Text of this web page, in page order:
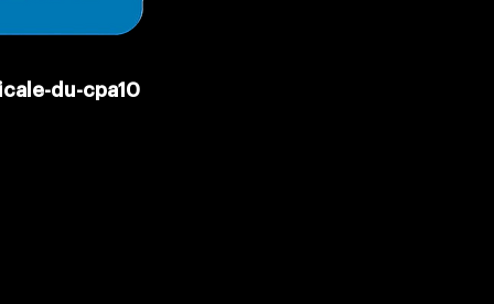
du-cpa10